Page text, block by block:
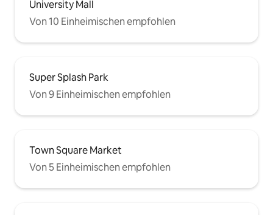
University Mall
Von 10 Einheimischen empfohlen
Super Splash Park
Von 9 Einheimischen empfohlen
Town Square Market
Von 5 Einheimischen empfohlen